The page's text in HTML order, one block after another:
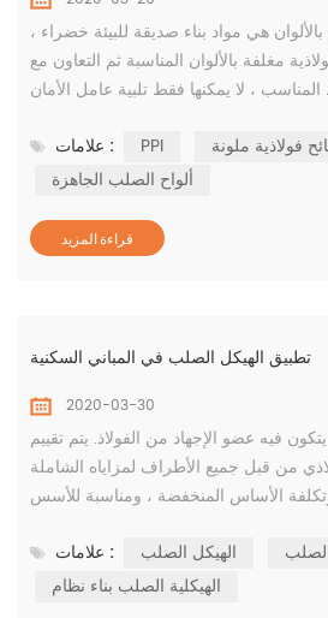
هي مواد بناء صديقة للبيئة خضراء ،
مغلفة بالألوان المناسبة ثم التعاون مع
، لا يمكنها فقط تلبية عامل الأمان
، وتحسين عمر الخدمة للوحة الفولاذ
المشكلة الأكثر قلقًا لدى غالبية الملاك وبناة
علامات : PPI
فولاذية ملونة
ألواح الصلب الجاهزة
قراءة المزيد
تطبيق الهيكل الصلب في المباني السكنية
2020-03-30
فيه عضو الإجهاد من الفولاذ. يتم تقييم
من قبل جميع الأطراف لمزاياه الشاملة
الأساس المنخفضة ، ومناسبة للأسس
، وأقل تلوث للبيئة والأداء الزلزالي الجيد.
Wiskind هي مؤسسة الصف الأول من المؤهلات الوطنية لتصنيع
علامات : الهيكل الصلب
الهيكلية الصلب بناء نظام